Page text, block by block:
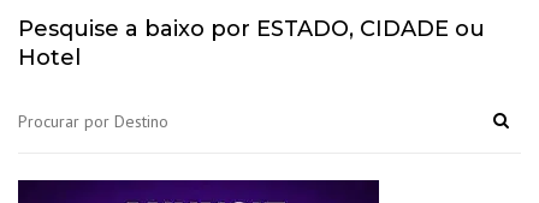
Pesquise a baixo por ESTADO, CIDADE ou
Hotel